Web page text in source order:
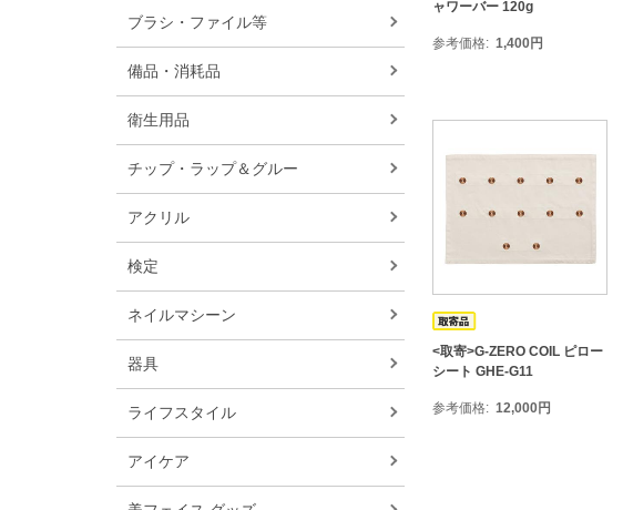
ブラシ・ファイル等
備品・消耗品
衛生用品
チップ・ラップ＆グルー
アクリル
検定
ネイルマシーン
器具
ライフスタイル
アイケア
ャワーバー 120g
参考価格 1,400円
<取寄>G-ZERO COIL ピロー
シート GHE-G11
参考価格 12,000円